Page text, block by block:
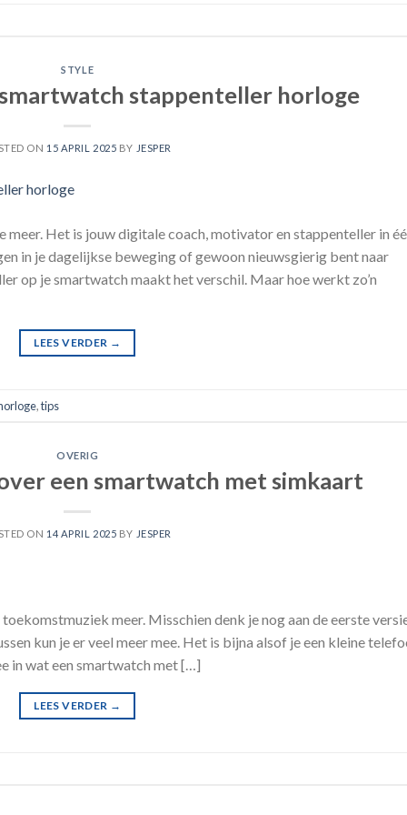
STYLE
stappenteller horloge
ON 15 APRIL 2025 BY JESPER
meer. Het is jouw digitale coach, motivator en stappenteller in
in je dagelijkse beweging of gewoon nieuwsgierig bent naar
op je smartwatch maakt het verschil. Maar hoe werkt zo’n
LEES VERDER →
,tips
OVERIG
een smartwatch met simkaart
ON 14 APRIL 2025 BY JESPER
meer. Misschien denk je nog aan de eerste
kun je er veel meer mee. Het is bijna alsof je een kleine
in wat een smartwatch met […]
LEES VERDER →